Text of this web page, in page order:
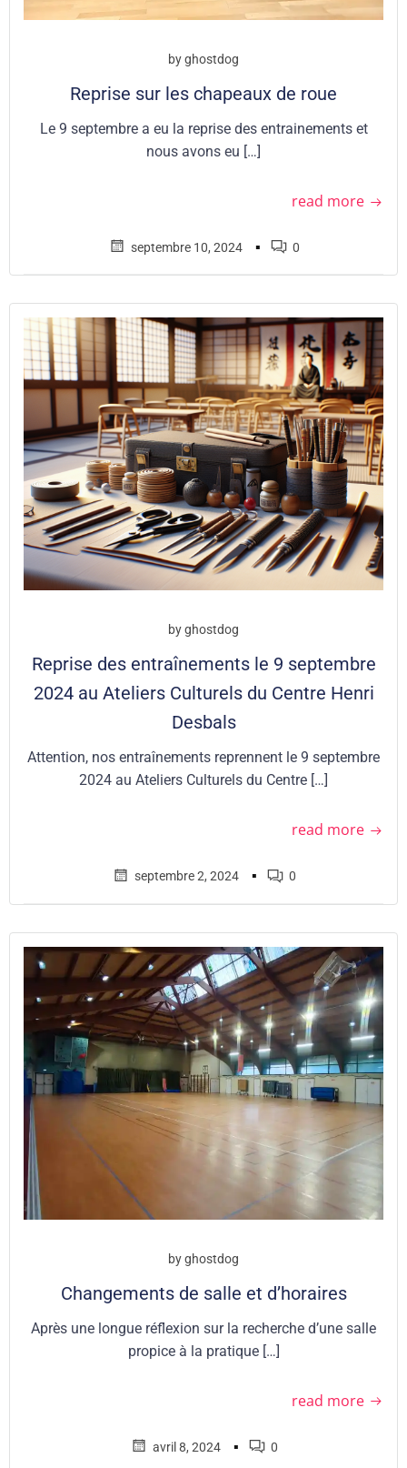
byghostdog
Reprise sur les chapeaux de roue
Le 9 septembre a eu la reprise des entrainements et
nous avons eu […]
read more
septembre 10, 2024 ▪ 0
byghostdog
Reprise des entraînements le 9 septembre
2024 au Ateliers Culturels du Centre Henri
Desbals
Attention, nos entraînements reprennent le 9 septembre
2024 au Ateliers Culturels du Centre […]
read more
septembre 2, 2024 ▪ 0
byghostdog
Changements de salle et d’horaires
Après une longue réflexion sur la recherche d’une salle
propice à la pratique […]
read more
avril 8, 2024 ▪ 0